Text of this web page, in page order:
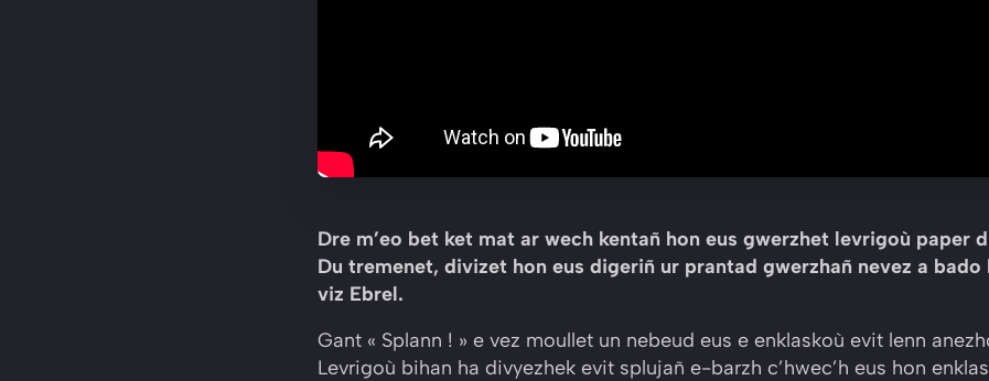
Dre m’eo bet ket mat ar wech kentañ hon eus gwerzhet levrigoù paper
Du tremenet, divizet hon eus digeriñ ur prantad gwerzhañ nevez a bado
viz Ebrel.
Gant « Splann ! » e vez moullet un nebeud eus e enklaskoù evit lenn
Levrigoù bihan ha divyezhek evit splujañ e-barzh c’hwec’h eus hon